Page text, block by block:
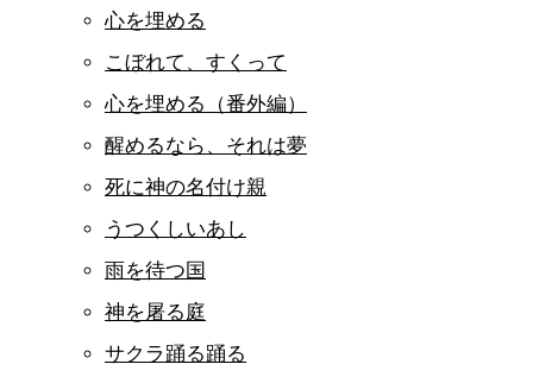
心を埋める
こぼれて、すくって
心を埋める（番外編）
醒めるなら、それは夢
死に神の名付け親
うつくしいあし
雨を待つ国
神を屠る庭
サクラ踊る踊る